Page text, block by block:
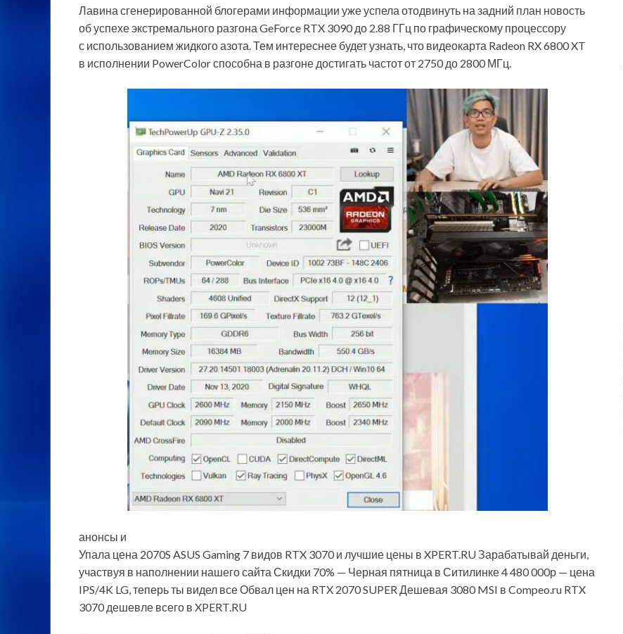
Лавина сгенерированной блогерами информации уже успела отодвинуть на задний план новость
об успехе экстремального разгона GeForce RTX 3090 до 2.88 ГГц по графическому процессору
с использованием жидкого азота. Тем интереснее будет узнать, что видеокарта Radeon RX 6800 XT
в исполнении PowerColor способна в разгоне достигать частот от 2750 до 2800 МГц.
анонсы и
Упала цена 2070S ASUS Gaming 7 видов RTX 3070 и лучшие цены в XPERT.RU Зарабатывай деньги,
участвуя в наполнении нашего сайта Скидки 70% — Черная пятница в Ситилинке 4 480 000р — цена
IPS/4K LG, теперь ты видел все Обвал цен на RTX 2070 SUPER Дешевая 3080 MSI в Compeo.ru RTX
3070 дешевле всего в XPERT.RU